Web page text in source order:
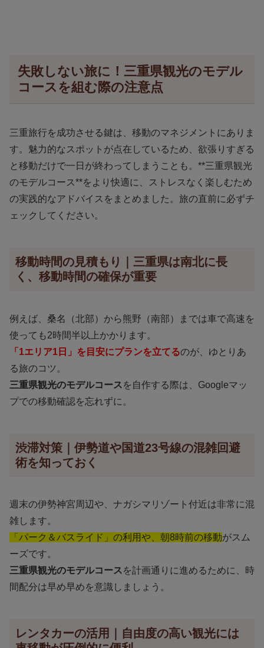
失敗しない旅に！三重県観光のモデル
コースを組む際の注意点
三重旅行を成功させる鍵は、移動のマネジメントにありま
す。魅力的なスポットが点在しているため、欲張りすぎる
と移動だけで一日が終わってしまうことも。**三重県観光
のモデルコース**をより快適に、ストレスなく楽しむため
の実践的なアドバイスをまとめました。旅の直前に必ずチ
ェックしてください。
移動時間の見積もり｜三重県は南北に長
く、移動時間の確保が重要
例えば、桑名（北部）から熊野（南部）までは車で高速を
使っても2時間半以上かかります。
「1エリア1日」を目安にプランを立てるのが、ゆとりあ
る旅のコツ。
三重県観光のモデルコース を自作する際は、Googleマッ
プでの移動確認を忘れずに。
渋滞対策｜伊勢道や国道23号線の混雑回避
術を知っておく
週末の伊勢神宮周辺や、ナガシマリゾート付近は非常に混
雑します。
「パーク＆バスライド」の利用や、朝8時前の移動がスム
ーズです。
三重県観光のモデルコース を計画通りに進めるために、時
間配分は早め早めを意識しましょう。
レンタカーの活用｜自由度の高い観光には